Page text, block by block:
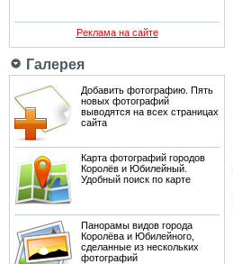
Реклама на сайте
Галерея
Добавить фотографию. Пять
новых фотографий
выводятся на всех страницах
сайта
Карта фотографий городов
Королёв и Юбилейный.
Удобный поиск по карте
Панорамы видов города
Королёва и Юбилейного,
сделанные из нескольких
фотографий